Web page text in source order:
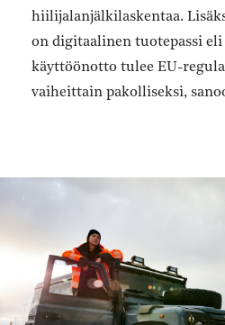
hiilijalanjälkilaskentaa.
on digitaalinen tuotepassi eli
käyttöönotto tulee EU-
vaiheittain pakolliseksi,